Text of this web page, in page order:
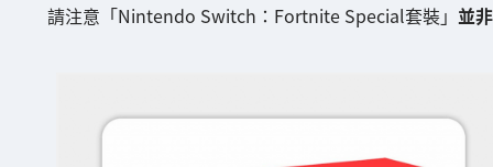
請注意「Nintendo Switch：Fortnite Special套裝」 並